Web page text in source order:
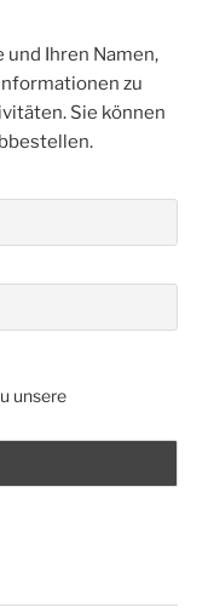
und Ihren Namen,
zu
Sie können
unsere